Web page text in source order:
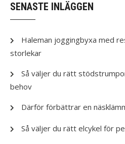
SENASTE INLÄGGEN
Haleman joggingbyxa med
storlekar
Så väljer du rätt
behov
Därför förbättrar en
Så väljer du rätt elcykel för